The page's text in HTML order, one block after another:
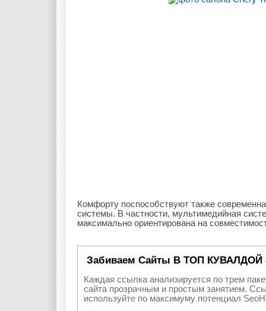
Комфорту поспособствуют также
системы. В частности, мультимедийная
максимально ориентирована на
Забиваем Сайты В ТОП КУВАЛДОЙ -
Каждая ссылка анализируется по трем
сайта прозрачным и простым занятием.
используйте по максимуму потенциал